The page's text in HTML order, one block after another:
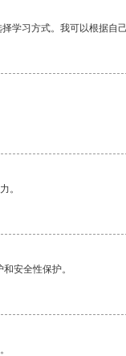
学习方式。我可以根据自
。
安全性保护。